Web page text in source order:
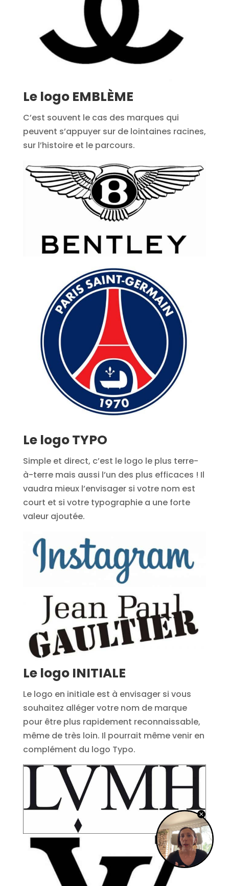
Le logo EMBLÈME
C’est souvent le cas des marques qui
peuvent s’appuyer sur de lointaines racines,
sur l’histoire et le parcours.
Le logo TYPO
Simple et direct, c’est le logo le plus terre-
à-terre mais aussi l’un des plus efficaces ! Il
vaudra mieux l’envisager si votre nom est
court et si votre typographie a une forte
valeur ajoutée.
Le logo INITIALE
Le logo en initiale est à envisager si vous
souhaitez alléger votre nom de marque
pour être plus rapidement reconnaissable,
même de très loin. Il pourrait même venir en
complément du logo Typo.